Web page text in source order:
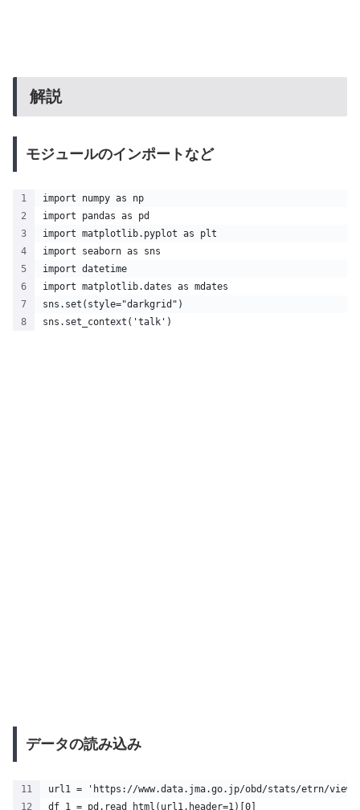
解説
モジュールのインポートなど
import numpy as np
import pandas as pd
import matplotlib.pyplot as plt
import seaborn as sns
import datetime
import matplotlib.dates as mdates
sns.set(style="darkgrid")
sns.set_context('talk')
データの読み込み
url1 = 'https://www.data.jma.go.jp/obd/stats/etrn/view/
df_1 = pd.read_html(url1,header=1)[0]